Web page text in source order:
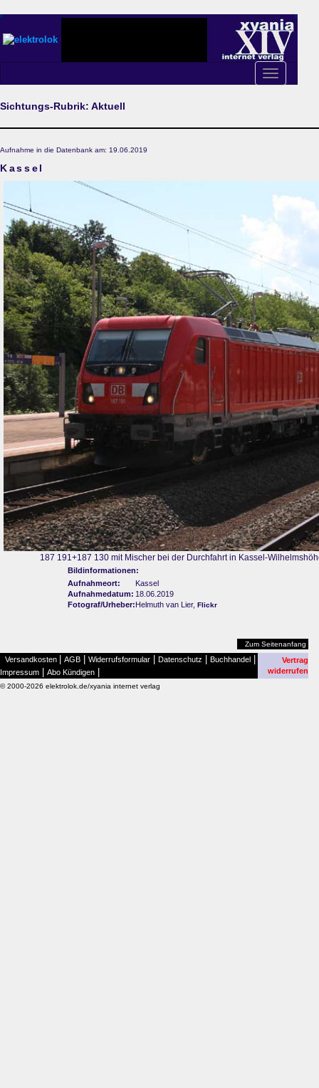
Toggle
navigation
Sichtungs-Rubrik: Aktuell
Aufnahme in die Datenbank am: 19.06.2019
Kassel
187 191+187 130 mit Mischer bei der Durchfahrt in Kassel-
Bildinformationen:
Aufnahmeort:
Kassel
Aufnahmedatum: 18.06.2019
Fotograf/Urheber:Helmuth van Lier, Flickr
Zum Seitenanfang
Versandkosten AGB Widerrufsformular Datenschutz Buchhandel
Impressum Abo Kündigen
Vertrag
widerrufen
© 2000-2026 elektrolok.de/xyania internet verlag